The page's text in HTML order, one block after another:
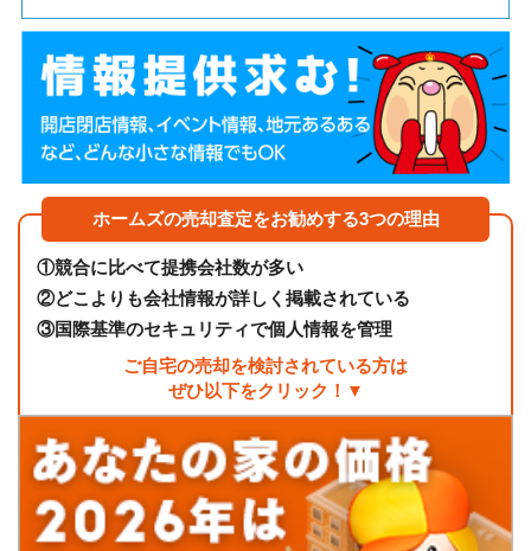
ホームズの売却査定をお勧めする3つの理由
①競合に比べて提携会社数が多い
②どこよりも会社情報が詳しく掲載されている
③国際基準のセキュリティで個人情報を管理
ご自宅の売却を検討されている方は
ぜひ以下をクリック！▼